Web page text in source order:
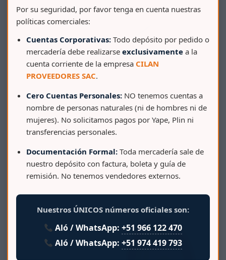
BALDE TRANSPARENTE 4 LT – 1 GALÓN COMERCIAL
C/TAPA COLOR
Por su seguridad, por favor tenga en cuenta nuestras
políticas comerciales:
Cuentas Corporativas: Todo depósito por pedido o
mercadería debe realizarse exclusivamente a la
cuenta corriente de la empresa CILAN
PROVEEDORES SAC.
Cero Cuentas Personales: NO tenemos cuentas a
nombre de personas naturales (ni de hombres ni de
mujeres). No solicitamos pagos por Yape, Plin ni
transferencias personales.
Documentación Formal: Toda mercadería sale de
nuestro depósito con factura, boleta y guía de
remisión. No tenemos vendedores externos.
Nuestros ÚNICOS números oficiales son:
Aló / WhatsApp:+51 966 122 470
Aló / WhatsApp:+51 974 419 793